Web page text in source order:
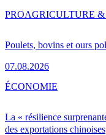
Poulets, bovins et ours
07.08.2026
PROAGRICULTURE
La « résilience
des exportations chinoises
ÉCONOMIE